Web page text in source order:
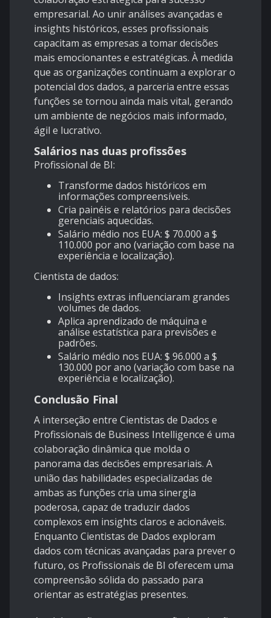
empresarial. Ao unir análises avançadas e
insights históricos, esses profissionais
capacitam as empresas a tomar decisões
mais emocionantes e estratégicas. À medida
que as organizações continuam a explorar o
potencial dos dados, a parceria entre essas
funções se tornou ainda mais vital, gerando
um ambiente de negócios mais informado,
ágil e lucrativo.
Salários nas duas profissões
Profissional de BI:
Transforme dados históricos em
informações compreensíveis.
Cria painéis e relatórios para decisões
gerenciais aquecidas.
Salário médio nos EUA: $ 70.000 a $
110.000 por ano (variação com base na
experiência e localização).
Cientista de dados:
Insights extras influenciaram grandes
volumes de dados.
Aplica aprendizado de máquina e
análise estatística para previsões e
padrões.
Salário médio nos EUA: $ 96.000 a $
130.000 por ano (variação com base na
experiência e localização).
Conclusão Final
A interseção entre Cientistas de Dados e
Profissionais de Business Intelligence é uma
colaboração dinâmica que molda o
panorama das decisões empresariais. A
união das habilidades especializadas de
ambas as funções cria uma sinergia
poderosa, capaz de traduzir dados
complexos em insights claros e acionáveis.
Enquanto Cientistas de Dados exploram
dados com técnicas avançadas para prever o
futuro, os Profissionais de BI oferecem uma
compreensão sólida do passado para
orientar as estratégias presentes.